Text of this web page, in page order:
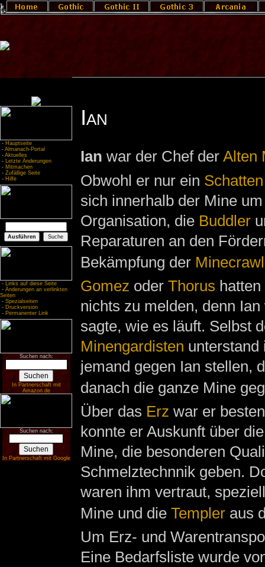
- Hauptseite
- Almanach-Portal
- Aktuelles
- Letzte Änderungen
- Mitmachen
- Zufällige Seite
- Hilfe
- Links auf diese Seite
- Änderungen an verlinkten
Seiten
- Spezialseiten
- Druckversion
- Permanenter Link
Suchen nach:
In Partnerschaft mit
Amazon.de
Suchen nach:
In Partnerschaft mit Google
Ian
Ian war der Chef der Alten
Obwohl er nur ein Schatten
sich innerhalb der Mine
Organisation, die Buddler
Reparaturen an den
Bekämpfung der
Gomez oder Thorus
nichts zu melden, denn
sagte, wie es läuft. Selbst
Minengardisten unterstand
jemand gegen Ian stellen,
danach die ganze Mine
Über das Erz war er
konnte er Auskunft über
Mine, die besonderen
Schmelztechnnik geben.
waren ihm vertraut,
Mine und die Templeraus
Um Erz- und
Eine Bedarfsliste wurde